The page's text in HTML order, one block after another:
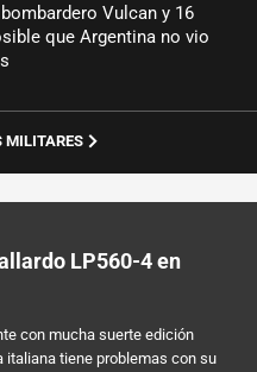
Vulcan y 16
que Argentina no vio
MILITARES
LP560-4 en
con mucha suerte edición
italiana tiene problemas con su